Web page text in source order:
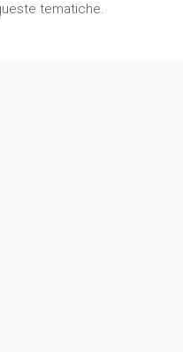
tematiche.